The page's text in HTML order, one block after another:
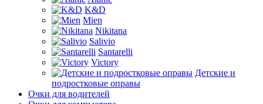
K&D
Mien
Nikitana
Salivio
Santarelli
Victory
Детские и
подростковые оправы
Очки для водителей